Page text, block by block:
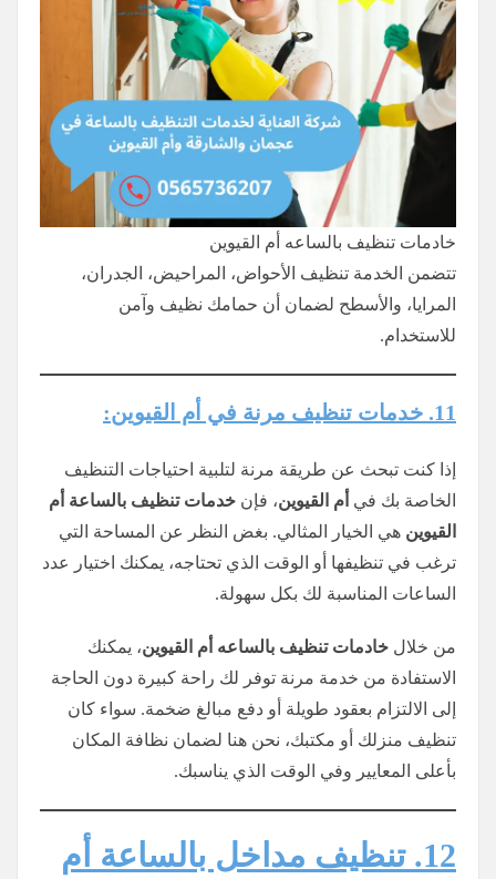
خادمات تنظيف بالساعه أم القيوين
تتضمن الخدمة تنظيف الأحواض، المراحيض، الجدران،
المرايا، والأسطح لضمان أن حمامك نظيف وآمن
للاستخدام.
11. خدمات تنظيف مرنة في أم القيوين:
إذا كنت تبحث عن طريقة مرنة لتلبية احتياجات التنظيف
الخاصة بك في أم القيوين، فإن خدمات تنظيف بالساعة أم
القيوين هي الخيار المثالي. بغض النظر عن المساحة التي
ترغب في تنظيفها أو الوقت الذي تحتاجه، يمكنك اختيار عدد
الساعات المناسبة لك بكل سهولة.
من خلال خادمات تنظيف بالساعه أم القيوين، يمكنك
الاستفادة من خدمة مرنة توفر لك راحة كبيرة دون الحاجة
إلى الالتزام بعقود طويلة أو دفع مبالغ ضخمة. سواء كان
تنظيف منزلك أو مكتبك، نحن هنا لضمان نظافة المكان
بأعلى المعايير وفي الوقت الذي يناسبك.
12. تنظيف مداخل بالساعة أم